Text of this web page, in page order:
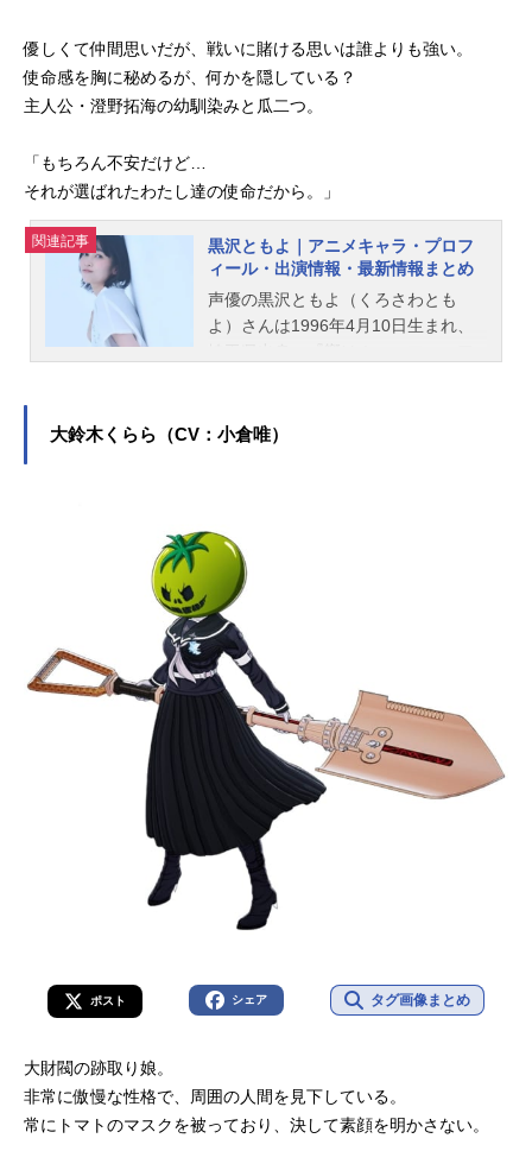
優しくて仲間思いだが、戦いに賭ける思いは誰よりも強い。
使命感を胸に秘めるが、何かを隠している？
主人公・澄野拓海の幼馴染みと瓜二つ。
「もちろん不安だけど…
それが選ばれたわたし達の使命だから。」
関連記事
黒沢ともよ｜アニメキャラ・プロフ
ィール・出演情報・最新情報まとめ
声優の黒沢ともよ（くろさわとも
よ）さんは1996年4月10日生まれ、
マテ・ユズリハ役など、人気作品の
大鈴木くらら（CV：小倉唯）
ポスト シェア タグ画像まとめ
大財閥の跡取り娘。
非常に傲慢な性格で、周囲の人間を見下している。
常にトマトのマスクを被っており、決して素顔を明かさない。